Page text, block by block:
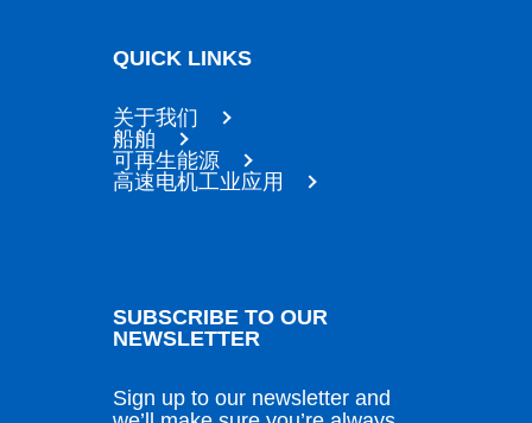
QUICK LINKS
关于我们
船舶
可再生能源
高速电机工业应用
SUBSCRIBE TO OUR
NEWSLETTER
Sign up to our newsletter and